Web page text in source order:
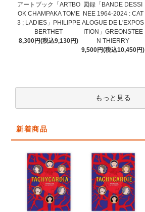
アートブック「ARTBO
OK CHAMPAKA TOME
3 ; LADIES」PHILIPPE
BERTHET
8,300円(税込9,130円)
図録「BANDE DESSI
NEE 1964-2024 : CAT
ALOGUE DE L'EXPOS
ITION」GREONSTEE
N THIERRY
9,500円(税込10,450円)
もっと見る
新着商品